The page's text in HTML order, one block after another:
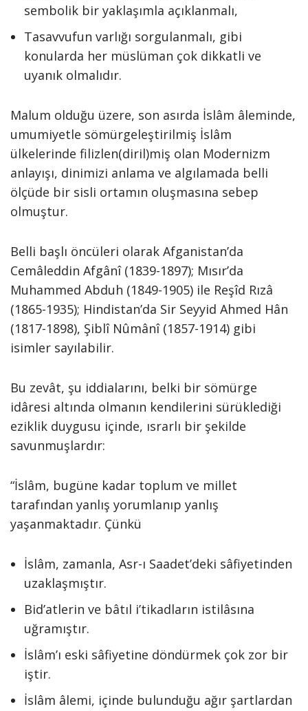
sembolik bir yaklaşımla açıklanmalı,
Tasavvufun varlığı sorgulanmalı, gibi
konularda her müslüman çok dikkatli ve
uyanık olmalıdır.
Malum olduğu üzere, son asırda İslâm âleminde,
umumiyetle sömürgeleştirilmiş İslâm
ülkelerinde filizlen(diril)miş olan Modernizm
anlayışı, dinimizi anlama ve algılamada belli
ölçüde bir sisli ortamın oluşmasına sebep
olmuştur.
Belli başlı öncüleri olarak Afganistan’da
Cemâleddin Afgânî (1839-1897); Mısır’da
Muhammed Abduh (1849-1905) ile Reşîd Rızâ
(1865-1935); Hindistan’da Sir Seyyid Ahmed Hân
(1817-1898), Şiblî Nûmânî (1857-1914) gibi
isimler sayılabilir.
Bu zevât, şu iddialarını, belki bir sömürge
idâresi altında olmanın kendilerini sürüklediği
eziklik duygusu içinde, ısrarlı bir şekilde
savunmuşlardır:
“İslâm, bugüne kadar toplum ve millet
tarafından yanlış yorumlanıp yanlış
yaşanmaktadır. Çünkü
İslâm, zamanla, Asr-ı Saadet’deki sâfiyetinden
uzaklaşmıştır.
Bid’atlerin ve bâtıl i’tikadların istilâsına
uğramıştır.
İslâm’ı eski sâfiyetine döndürmek çok zor bir
iştir.
İslâm âlemi, içinde bulunduğu ağır şartlardan